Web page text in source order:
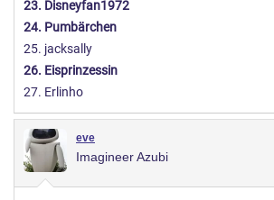
23. Disneyfan1972
24. Pumbärchen
25. jacksally
26. Eisprinzessin
27. Erlinho
eve
Imagineer Azubi